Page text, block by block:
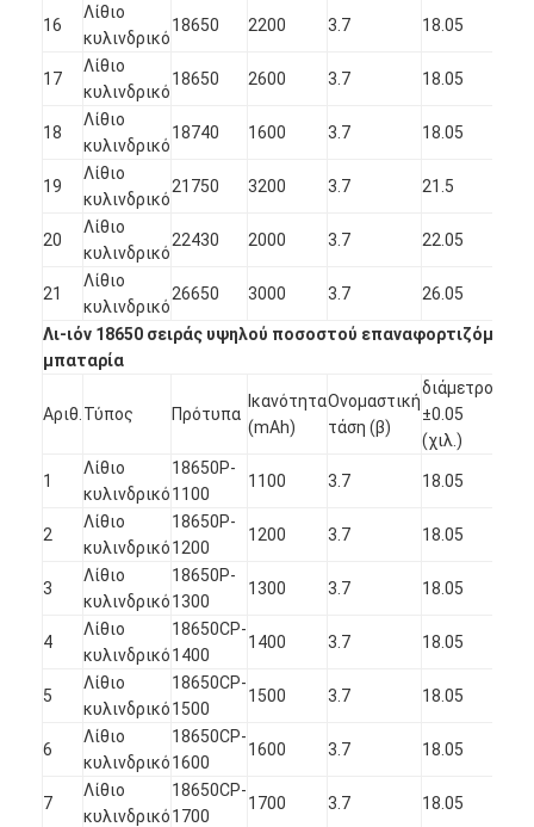
16
Λίθιο
κυλινδρικό
18650 2200 3.7 18.05
17
Λίθιο
κυλινδρικό
18650 2600 3.7 18.05
18
Λίθιο
κυλινδρικό
18740 1600 3.7 18.05
19
Λίθιο
κυλινδρικό
21750 3200 3.7 21.5
20
Λίθιο
κυλινδρικό
22430 2000 3.7 22.05
21
Λίθιο
κυλινδρικό
26650 3000 3.7 26.05
Λι-ιόν 18650 σειράς υψηλού ποσοστού επαναφορτιζόμενη
μπαταρία
Αριθ. Τύπος Πρότυπα
Ικανότητα
(mAh)
Ονομαστική
τάση (β)
διάμετρος
±0.05
(χιλ.)
1
Λίθιο
κυλινδρικό
18650P-
1100
1100 3.7 18.05
2
Λίθιο
κυλινδρικό
18650P-
1200
1200 3.7 18.05
3
Λίθιο
κυλινδρικό
18650P-
1300
1300 3.7 18.05
4
Λίθιο
κυλινδρικό
18650CP-
1400
1400 3.7 18.05
5
Λίθιο
κυλινδρικό
18650CP-
1500
1500 3.7 18.05
6
Λίθιο
κυλινδρικό
18650CP-
1600
1600 3.7 18.05
7
Λίθιο
κυλινδρικό
18650CP-
1700
1700 3.7 18.05